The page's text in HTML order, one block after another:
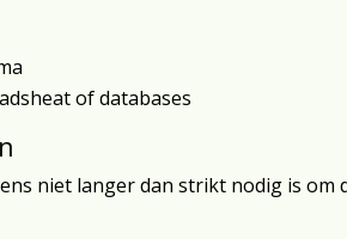
of databases
niet langer dan strikt nodig is om